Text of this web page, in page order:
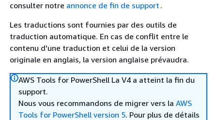
consulter notre annonce de fin de support .
Les traductions sont fournies par des outils de
traduction automatique. En cas de conflit entre le
contenu d'une traduction et celui de la version
originale en anglais, la version anglaise prévaudra.
AWS Tools for PowerShell La V4 a atteint la fin du
support.
Nous vous recommandons de migrer vers la AWS
Tools for PowerShell version 5. Pour plus de détails